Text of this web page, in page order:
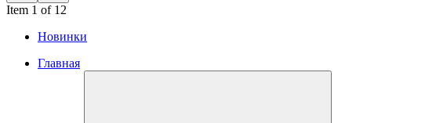
Item 1 of 12
Новинки
Главная